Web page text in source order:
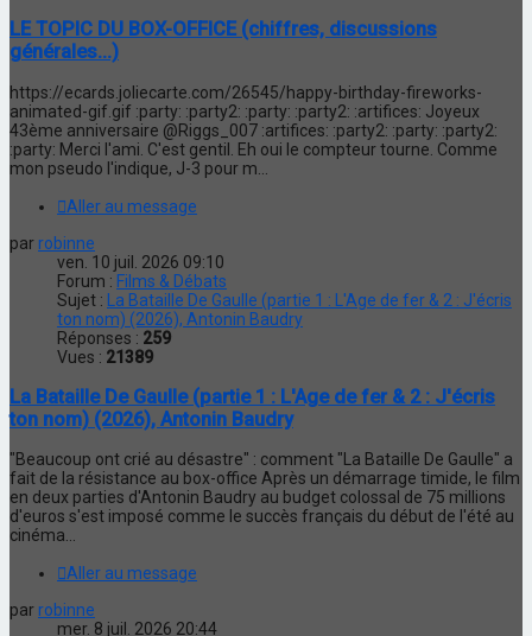
LE TOPIC DU BOX-OFFICE (chiffres, discussions
générales...)
https://ecards.joliecarte.com/26545/happy-birthday-fireworks-
animated-gif.gif :party: :party2: :party: :party2: :artifices: Joyeux
43ème anniversaire @Riggs_007 :artifices: :party2: :party: :party2:
:party: Merci l'ami. C'est gentil. Eh oui le compteur tourne. Comme
mon pseudo l'indique, J-3 pour m...
Aller au message
par robinne
ven. 10 juil. 2026 09:10
Forum : Films & Débats
Sujet : La Bataille De Gaulle (partie 1 : L'Age de fer & 2 : J'écris
ton nom) (2026), Antonin Baudry
Réponses : 259
Vues : 21389
La Bataille De Gaulle (partie 1 : L'Age de fer & 2 : J'écris
ton nom) (2026), Antonin Baudry
"Beaucoup ont crié au désastre" : comment "La Bataille De Gaulle" a
fait de la résistance au box-office Après un démarrage timide, le film
en deux parties d'Antonin Baudry au budget colossal de 75 millions
d'euros s'est imposé comme le succès français du début de l'été au
cinéma...
Aller au message
par robinne
mer. 8 juil. 2026 20:44